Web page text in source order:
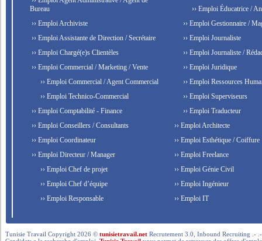
Bureau
›› Emploi Archiviste
›› Emploi Assistante de Direction / Secrétaire
›› Emploi Chargé(e)s Clientèles
›› Emploi Commercial / Marketing / Vente
›› Emploi Commercial / Agent Commercial
›› Emploi Technico-Commercial
›› Emploi Comptabilité - Finance
›› Emploi Conseillers / Consultants
›› Emploi Coordinateur
›› Emploi Directeur / Manager
›› Emploi Chef de projet
›› Emploi Chef d’équipe
›› Emploi Responsable
›› Emploi Éducatrice /
›› Emploi Gestionnaire /
›› Emploi Journaliste
›› Emploi Journaliste /
›› Emploi Juridique
›› Emploi Ressources
›› Emploi Superviseurs
›› Emploi Traducteur
›› Emploi Architecte
›› Emploi Esthétique / Coiffure
›› Emploi Freelance
›› Emploi Génie Civil
›› Emploi Ingénieur
›› Emploi IT
Tunisie Travail Copyright 2026 ©tunisietravail.net Recrutement 3.0, Inbound Recruiting .-